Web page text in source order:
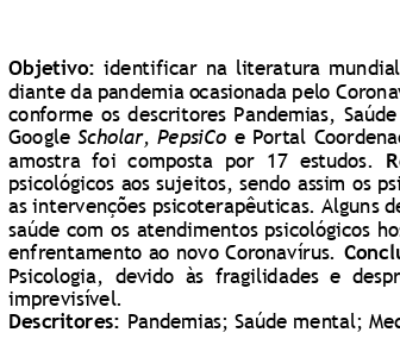
Objetivo: identificar  na  literatura  mundial
diante da pandemia ocasionada pelo C
conforme os  descritores  Pandemias,
Google Scholar, PepsiCo e Portal
amostra  foi  composta  por  17  estudos.
psicológicos aos sujeitos, sendo assim os psi
as intervenções psicoterapêuticas. Alguns
saúde com os atendimentos psicológicos
enfrentamento ao novo Coronavírus.
Psicologia,  devido  às  fragilidades  e
imprevisível.
Descritores: Pandemias; Saúde mental;